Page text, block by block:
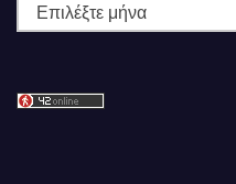
Ιστορικό